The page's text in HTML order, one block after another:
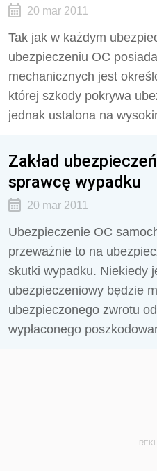
20 mar 2011
Tak jak w każdym
ubezpieczeniu OC
mechanicznych jest
której szkody pokrywa
jednak ustalona na
Zakład
sprawcę wypadku
20 mar 2011
Ubezpieczenie OC
przeważnie to na
skutki wypadku. Niekiedy
ubezpieczeniowy będzie
ubezpieczonego zwrotu
wypłaconego